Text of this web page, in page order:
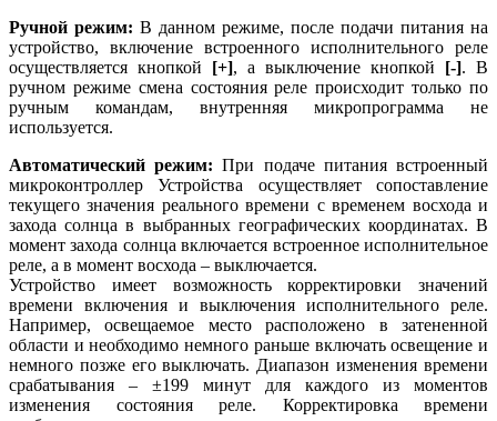
Ручной режим: В данном режиме, после подачи питания на
устройство, включение встроенного исполнительного реле
осуществляется кнопкой [+], а выключение кнопкой [-]. В
ручном режиме смена состояния реле происходит только по
ручным командам, внутренняя микропрограмма не
используется.
Автоматический режим: При подаче питания встроенный
микроконтроллер Устройства осуществляет сопоставление
текущего значения реального времени с временем восхода и
захода солнца в выбранных географических координатах. В
момент захода солнца включается встроенное исполнительное
реле, а в момент восхода – выключается.
Устройство имеет возможность корректировки значений
времени включения и выключения исполнительного реле.
Например, освещаемое место расположено в затененной
области и необходимо немного раньше включать освещение и
немного позже его выключать. Диапазон изменения времени
срабатывания – ±199 минут для каждого из моментов
изменения состояния реле. Корректировка времени